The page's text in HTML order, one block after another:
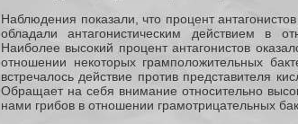
Наблюдения показали, что процент
обладали антагонистическим действием в
Наиболее высокий процент антагонистов
отношении некоторых грамположительных
встречалось действие против представителя
Обращает на себя внимание относительно
нами грибов в отношении грамотрицательных